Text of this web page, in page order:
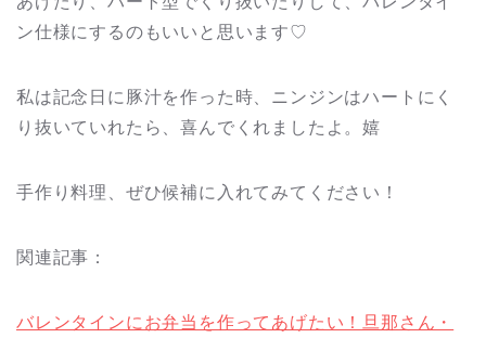
ン仕様にするのもいいと思います♡
私は記念日に豚汁を作った時、ニンジンはハートにく
り抜いていれたら、喜んでくれましたよ。嬉
手作り料理、ぜひ候補に入れてみてください！
関連記事：
バレンタインにお弁当を作ってあげたい！旦那さん・